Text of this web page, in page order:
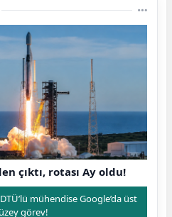
çıktı, rotası Ay oldu!
mühendise Google’da üst
görev!